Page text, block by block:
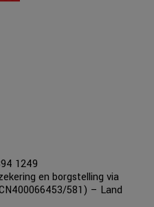
1249
en borgstelling via
581) – Land